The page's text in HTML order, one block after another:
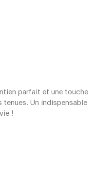
parfait et une touche
tenues. Un indispensable
!